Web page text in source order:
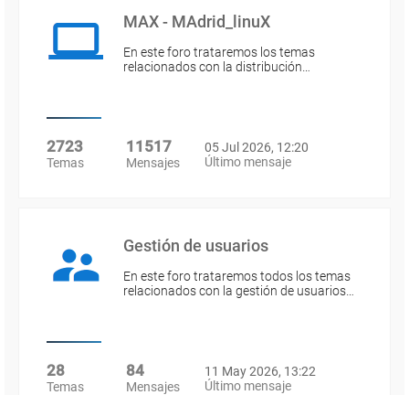
MAX - MAdrid_linuX
En este foro trataremos los temas
relacionados con la distribución…
2723
Temas
11517
Mensajes
05 Jul 2026, 12:20
Último mensaje
Gestión de usuarios
En este foro trataremos todos los temas
relacionados con la gestión de usuarios…
28
Temas
84
Mensajes
11 May 2026, 13:22
Último mensaje